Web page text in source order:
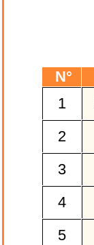
N°
1
2
3
4
5